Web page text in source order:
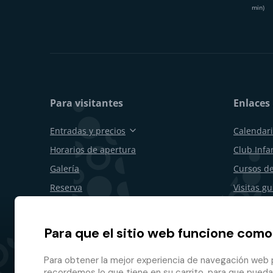
min)
Para visitantes
Entradas y precios
Horarios de apertura
Galería
Reserva
Plano del recinto
Club
Cursos
Visitas
Para que el sitio web funcione
Para obtener la mejor experiencia de navegación